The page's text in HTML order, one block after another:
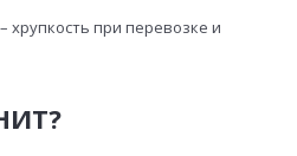
хрупкость при перевозке и